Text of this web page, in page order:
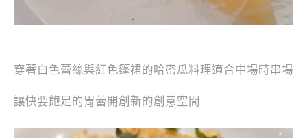
穿著白色蕾絲與紅色篷裙的哈密瓜料理適合中場時串場
讓快要飽足的胃蕾開創新的創意空間